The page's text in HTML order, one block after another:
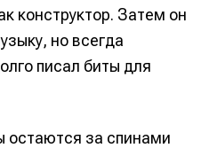
конструктор. Затем он
но всегда
писал биты для
за спинами